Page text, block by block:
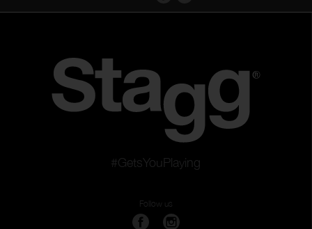
#GetsYouPlaying
Follow us